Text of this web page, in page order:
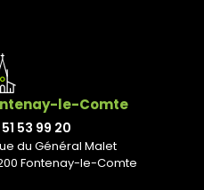
le-Comte
53 99 20
du Général Malet
Fontenay-le-Comte